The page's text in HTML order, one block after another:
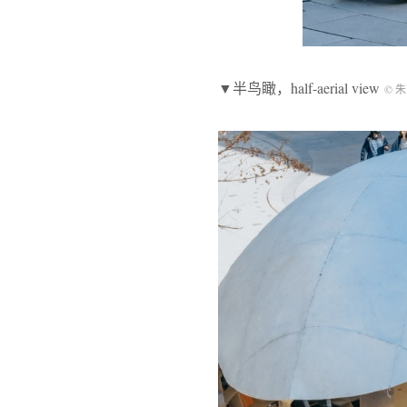
▼半鸟瞰，half-aerial view ©